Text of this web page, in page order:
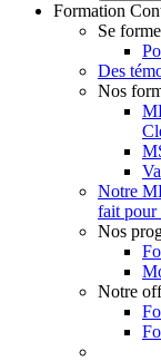
Formation
Se
Des
Nos
Notre
fait pour
Nos
Notre